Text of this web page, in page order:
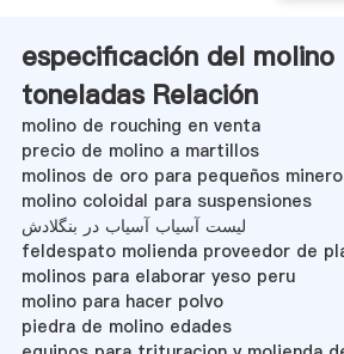
especificación del
toneladas Relación
molino de rouching en venta
precio de molino a martillos
molinos de oro para pequeños
molino coloidal para suspensiones
لیست آسیاب آسیاب در بنگلادش
feldespato molienda proveedor de
molinos para elaborar yeso peru
molino para hacer polvo
piedra de molino edades